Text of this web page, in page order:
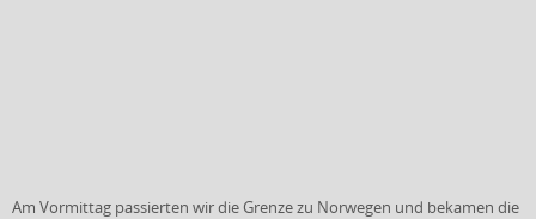
Am Vormittag passierten wir die Grenze zu Norwegen und bekamen die